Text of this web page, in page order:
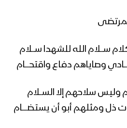
الهدى – فرقة أنصار الله
ســـلام الله للشهدا ســـلام
وصاياهم دفاع واقتحــــام
وليس سلاحهم إلا الســلام
ومثلهم أبو أن يستضـــــام